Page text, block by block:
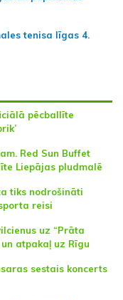
tenisa līgas 4.
pēcballīte
Red Sun Buffet
Liepājas pludmalē
tiks nodrošināti
reisi
uz “Prāta
atpakaļ uz Rīgu
sestais koncerts